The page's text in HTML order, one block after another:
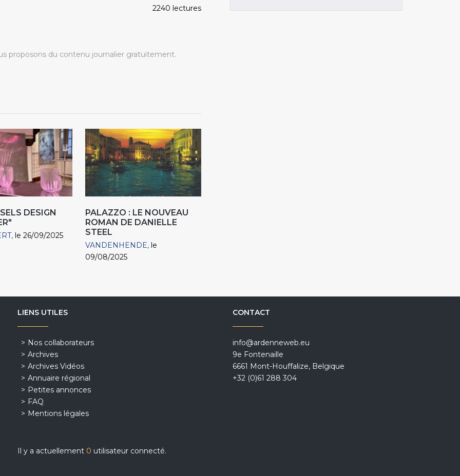
2240 lectures
proposons du contenu journalier gratuitement.
DESIGN
le 26/09/2025
PALAZZO : LE NOUVEAU
ROMAN DE DANIELLE
STEEL
VANDENHENDE le
09/08/2025
LIENS UTILES
Nos collaborateurs
Archives
Archives Vidéos
Annuaire régional
Petites annonces
FAQ
Mentions légales
Il y a actuellement 0 utilisateur connecté.
CONTACT
info@ardenneweb.eu
9e Fontenaille
6661 Mont-Houffalize, Belgique
+32 (0)61 288 304